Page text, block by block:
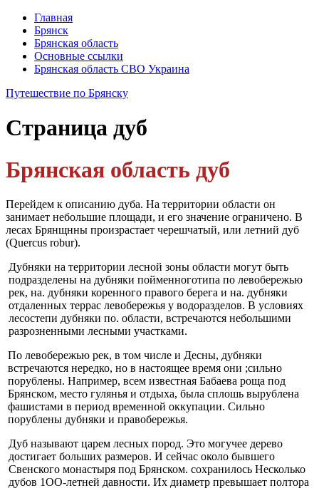
Главная
Брянск
Брянская область
Основные ссылки
Брянская область СВО Украина
Путешествие по Брянску
Страница дуб
Брянская область дуб
Перейдем к описанию дуба. На территории области он
занимает небольшие площади, и его значение ограничено. В
лесах Брянщнны произрастает черешчатый, или летний дуб
(Quercus robur).
Дубняки на территории лесной зоны области могут быть
подразделены на дубняки пойменноготипа по лево­бережью
рек, на. дубняки коренного правого берега и на. дубняки
отдаленных террас левобережья у водораз­делов. В условиях
лесостепи дубняки по. области, встре­чаются небольшими
разрозненными лесными участками.
По левобережью рек, в том числе и Десны, дубняки
встречаются нередко, но в настоящее время они ;сильно
порублены. Например, всем известная Бабаева роща под
Брянском, место гулянья и отдыха, была сплошь выруб­лена
фашистами в период временной оккупации. Сильно
порублены дубняки и правобережья.
Дуб называют царем лесных пород. Это могучее дерево
достигает больших размеров. И сейчас около бывшего
Свенского монастыря под Брянском. сохранилось Несколько
дубов 1ОО-летней давности. Их диаметр превышает полтора